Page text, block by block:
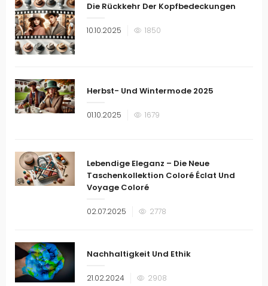
Die Rückkehr Der Kopfbedeckungen
Veröffentlicht
10.10.2025 1850
Herbst- Und Wintermode 2025
Veröffentlicht
01.10.2025 1679
Lebendige Eleganz – Die Neue
Taschenkollektion Coloré Éclat Und
Voyage Coloré
Veröffentlicht
02.07.2025 2778
Nachhaltigkeit Und Ethik
Veröffentlicht
21.02.2024 2908